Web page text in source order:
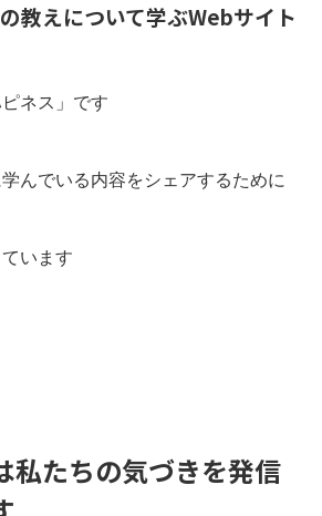
教えについて学ぶWebサイト
ネス」です
んでいる内容をシェアするために
います
私たちの気づきを発信